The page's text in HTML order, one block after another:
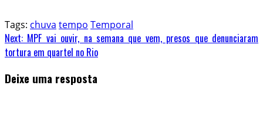
Tags: chuva tempo Temporal
Continue
Reading
Next: MPF vai ouvir, na semana que vem, presos que denunciaram
tortura em quartel no Rio
Deixe uma resposta